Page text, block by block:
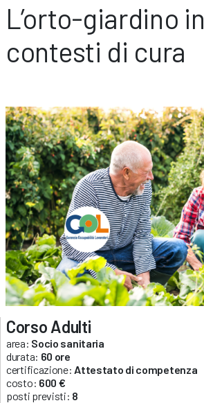
L’orto-giardino in
contesti di cura
Corso Adulti
area: Socio sanitaria
durata: 60 ore
certificazione: Attestato di competenza
costo: 600 €
posti previsti: 8